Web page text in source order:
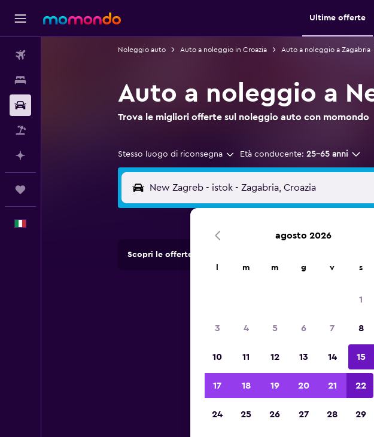
Ultime offerte
Noleggio auto Auto a noleggio in Croazia Auto a noleggio a Zagabria
Auto a noleggio a
Trova le migliori offerte sul noleggio auto con momondo
Stesso luogo di riconsegna Età conducente: 25-65 anni
Scopri le offerte di agenzie di noleggio auto in oltre 70.000
agosto 2026
m m g v s
1
3 4 5 6 7 8
10 11 12 13 14 15
17 18 19 20 21 22
24 25 26 27 28 29